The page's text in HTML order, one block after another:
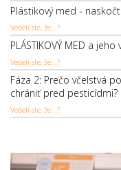
Plástikový med -
Vedeli ste, že...?
PLÁSTIKOVÝ MED a jeho
Vedeli ste, že...?
Fáza 2: Prečo včelstvá
chrániť pred pesticídmi?
Vedeli ste, že...?